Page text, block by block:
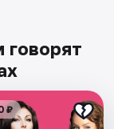
говорят
₽